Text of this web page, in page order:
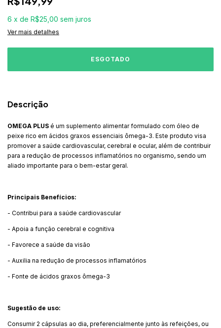
6 x de R$25,00 sem juros
Ver mais detalhes
Descrição
OMEGA PLUS é um suplemento alimentar formulado com óleo de
peixe rico em ácidos graxos essenciais ômega-3. Este produto visa
promover a saúde cardiovascular, cerebral e ocular, além de contribuir
para a redução de processos inflamatórios no organismo, sendo um
aliado importante para o bem-estar geral.
Principais Benefícios:
- Contribui para a saúde cardiovascular
- Apoia a função cerebral e cognitiva
- Favorece a saúde da visão
- Auxilia na redução de processos inflamatórios
- Fonte de ácidos graxos ômega-3
Sugestão de uso:
Consumir 2 cápsulas ao dia, preferencialmente junto às refeições, ou